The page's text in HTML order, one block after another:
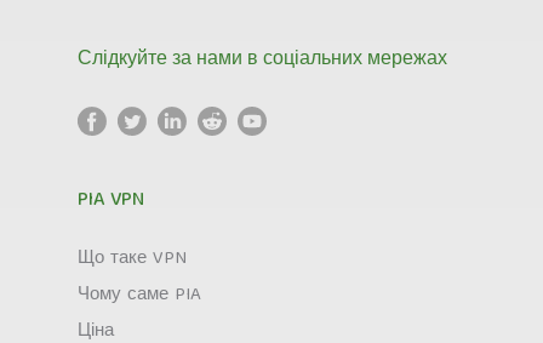
Слідкуйте за нами в соціальних мережах
PIA VPN
Що таке VPN
Чому саме PIA
Ціна